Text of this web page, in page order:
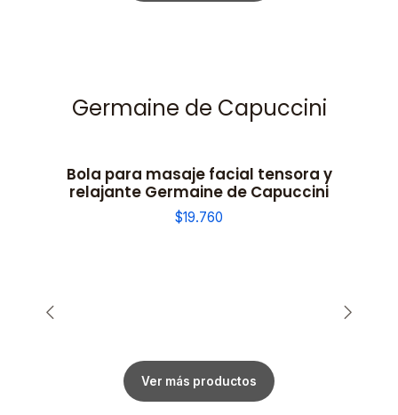
Germaine de Capuccini
Bola para masaje facial tensora y
relajante Germaine de Capuccini
$19.760
Ver más productos